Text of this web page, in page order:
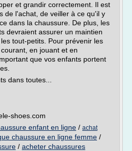
et grandir correctement. Il est
de l'achat, de veiller à ce qu'il y
dans la chaussure. De plus, les
devraient assurer un maintien
tout-petits. Pour prévenir les
en jouant et en
que vos enfants portent
dans toutes...
shoes.com
enfant en ligne / achat
chaussure en ligne femme /
/ acheter chaussures